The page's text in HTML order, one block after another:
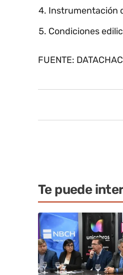
Instrumentación
Condiciones
FUENTE:
Te puede